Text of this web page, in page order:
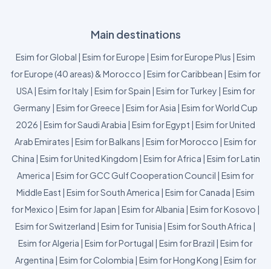
Main destinations
Esim for Global | Esim for Europe | Esim for Europe Plus | Esim
for Europe (40 areas) & Morocco | Esim for Caribbean | Esim for
USA| Esim for Italy | Esim for Spain | Esim for Turkey | Esim for
Germany | Esim for Greece | Esim for Asia | Esim for World Cup
2026 | Esim for Saudi Arabia | Esim for Egypt | Esim for United
Arab Emirates | Esim for Balkans | Esim for Morocco | Esim for
China | Esim for United Kingdom | Esim for Africa | Esim for Latin
America | Esim for GCC Gulf Cooperation Council | Esim for
Middle East | Esim for South America | Esim for Canada | Esim
for Mexico | Esim for Japan | Esim for Albania | Esim for Kosovo |
Esim for Switzerland | Esim for Tunisia | Esim for South Africa |
Esim for Algeria | Esim for Portugal | Esim for Brazil | Esim for
Argentina | Esim for Colombia | Esim for Hong Kong | Esim for